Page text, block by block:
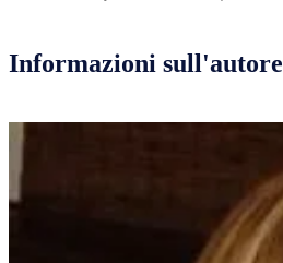
Informazioni sull'autore